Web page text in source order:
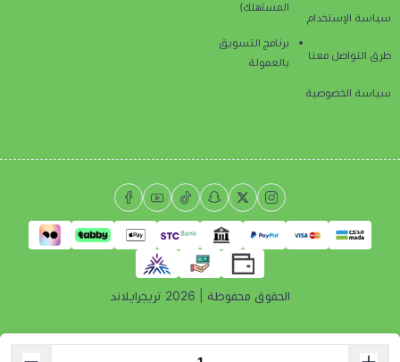
سياسة الإستخدام
طرق التواصل معنا
سياسة الخصوصية
المستهلك)
برنامج التسويق
بالعمولة
الحقوق محفوظة | 2026 تريجرايلاند